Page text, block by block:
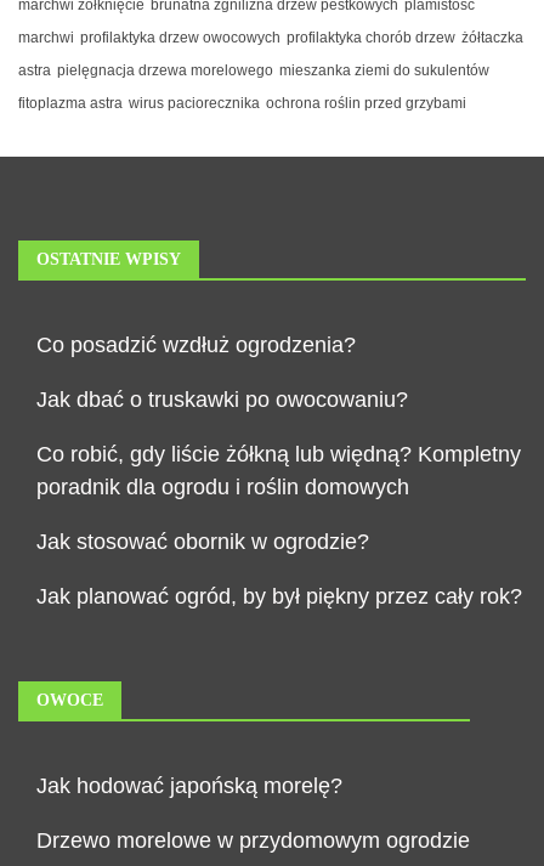
marchwi żółknięcie brunatna zgnilizna drzew pestkowych plamistość
marchwi profilaktyka drzew owocowych profilaktyka chorób drzew żółtaczka
astra pielęgnacja drzewa morelowego mieszanka ziemi do sukulentów
fitoplazma astra wirus paciorecznika ochrona roślin przed grzybami
OSTATNIE WPISY
Co posadzić wzdłuż ogrodzenia?
Jak dbać o truskawki po owocowaniu?
Co robić, gdy liście żółkną lub więdną? Kompletny
poradnik dla ogrodu i roślin domowych
Jak stosować obornik w ogrodzie?
Jak planować ogród, by był piękny przez cały rok?
OWOCE
Jak hodować japońską morelę?
Drzewo morelowe w przydomowym ogrodzie